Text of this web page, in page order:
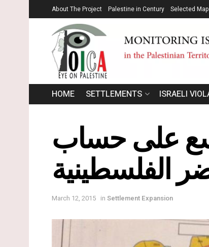
About The Project Palestine in Century Selected
HOME SETTLEMENTS ISRAELI
على حساب
الفلسطينية
March 12, 2015 in Settlement Expansion